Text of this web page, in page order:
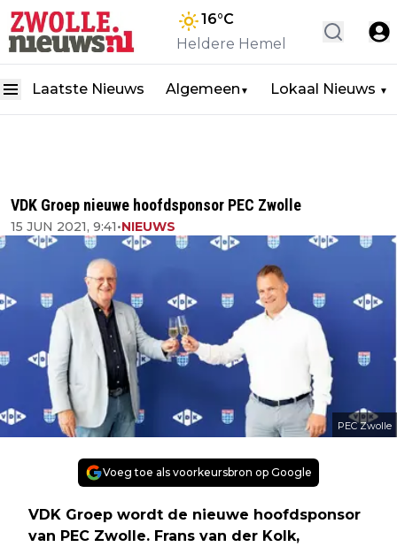
16°C
Heldere Hemel
Laatste Nieuws Algemeen ▼ Lokaal Nieuws ▼
VDK Groep nieuwe hoofdsponsor PEC Zwolle
15 JUN 2021, 9:41•NIEUWS
PEC Zwolle
Voeg toe als voorkeursbron op Google
VDK Groep wordt de nieuwe hoofdsponsor
van PEC Zwolle. Frans van der Kolk,